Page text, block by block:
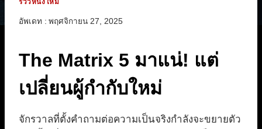
อัพเดท : พฤศจิกายน 27, 2025
The Matrix 5 มาแน่! แต่
เปลี่ยนผู้กำกับใหม่
จักรวาลที่ตั้งคำถามต่อความเป็นจริงกำลังจะขยายตัว